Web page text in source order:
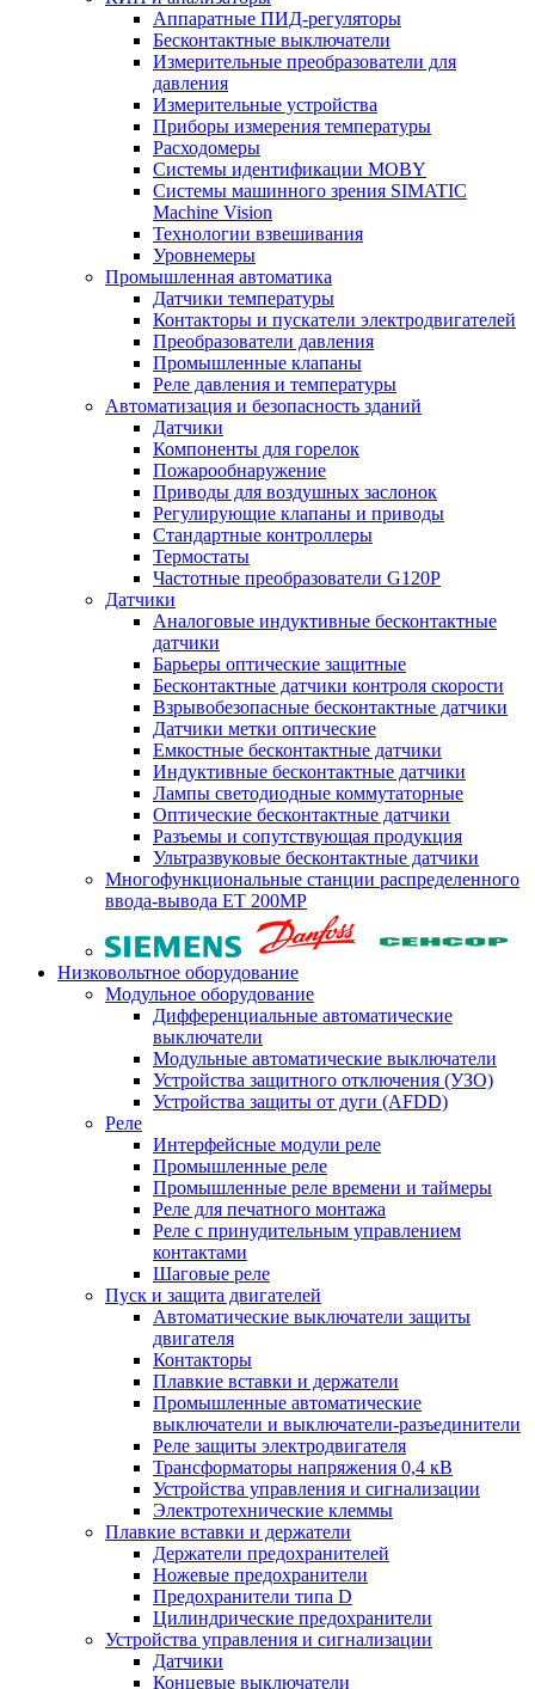
Аппаратные ПИД-регуляторы
Бесконтактные выключатели
Измерительные преобразователи для
давления
Измерительные устройства
Приборы измерения температуры
Расходомеры
Системы идентификации MOBY
Системы машинного зрения SIMATIC
Machine Vision
Технологии взвешивания
Уровнемеры
Промышленная автоматика
Датчики температуры
Контакторы и пускатели электродвигателей
Преобразователи давления
Промышленные клапаны
Реле давления и температуры
Автоматизация и безопасность зданий
Датчики
Компоненты для горелок
Пожарообнаружение
Приводы для воздушных заслонок
Регулирующие клапаны и приводы
Стандартные контроллеры
Термостаты
Частотные преобразователи G120P
Датчики
Аналоговые индуктивные бесконтактные
датчики
Барьеры оптические защитные
Бесконтактные датчики контроля скорости
Взрывобезопасные бесконтактные датчики
Датчики метки оптические
Емкостные бесконтактные датчики
Индуктивные бесконтактные датчики
Лампы светодиодные коммутаторные
Оптические бесконтактные датчики
Разъемы и сопутствующая продукция
Ультразвуковые бесконтактные датчики
Многофункциональные станции распределенного
ввода-вывода ET 200MP
Низковольтное оборудование
Модульное оборудование
Дифференциальные автоматические
выключатели
Модульные автоматические выключатели
Устройства защитного отключения (УЗО)
Устройства защиты от дуги (AFDD)
Реле
Интерфейсные модули реле
Промышленные реле
Промышленные реле времени и таймеры
Реле для печатного монтажа
Реле с принудительным управлением
контактами
Шаговые реле
Пуск и защита двигателей
Автоматические выключатели защиты
двигателя
Контакторы
Плавкие вставки и держатели
Промышленные автоматические
выключатели и выключатели-разъединители
Реле защиты электродвигателя
Трансформаторы напряжения 0,4 кВ
Устройства управления и сигнализации
Электротехнические клеммы
Плавкие вставки и держатели
Держатели предохранителей
Ножевые предохранители
Предохранители типа D
Цилиндрические предохранители
Устройства управления и сигнализации
Датчики
Концевые выключатели